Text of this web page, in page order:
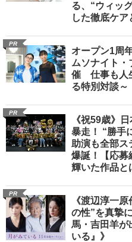
る、“ウィッ
した徹底ケア
PR
オープン1周
ムソナイト・
催 仕事も人
る特別対談～
PR
《祝59歳》
暴走！ “勝手
助演も全部ス
爆誕！【応募
輝いた作品と
PR
《渡辺淳一
の性”を真摯
馬・吉田羊が
いる』》